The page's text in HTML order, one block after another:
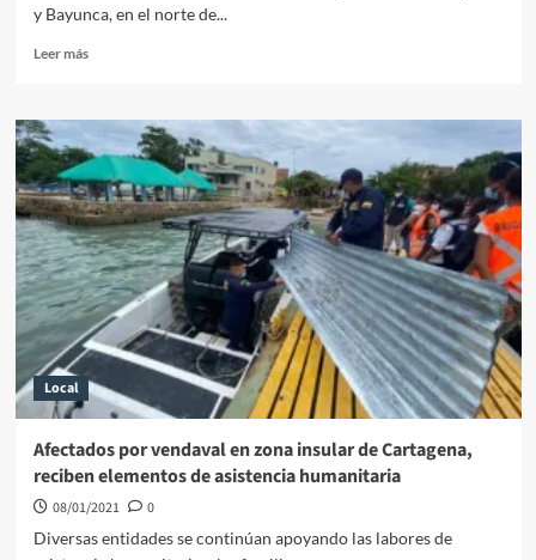
y Bayunca, en el norte de...
Leer másLeer
A
finales
de
noviembre,
Cartagena
tendrá
nueva
subestación
de
energía
Local
Afectados por vendaval en zona insular de Cartagena,
reciben elementos de asistencia humanitaria
08/01/2021
0
Diversas entidades se continúan apoyando las labores de